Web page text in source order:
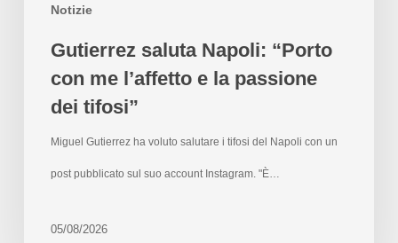
Notizie
Gutierrez saluta Napoli: “Porto
con me l’affetto e la passione
dei tifosi”
Miguel Gutierrez ha voluto salutare i tifosi del Napoli con un
post pubblicato sul suo account Instagram. "È…
05/08/2026